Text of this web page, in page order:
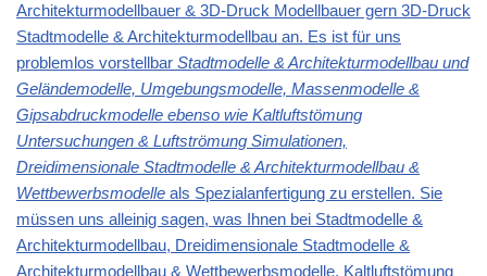
Architekturmodellbauer & 3D-Druck Modellbauer gern 3D-Druck
Stadtmodelle & Architekturmodellbau an. Es ist für uns
problemlos vorstellbar Stadtmodelle & Architekturmodellbau und
Geländemodelle, Umgebungsmodelle, Massenmodelle &
Gipsabdruckmodelle ebenso wie Kaltluftstömung
Untersuchungen & Luftströmung Simulationen,
Dreidimensionale Stadtmodelle & Architekturmodellbau &
Wettbewerbsmodelle als Spezialanfertigung zu erstellen. Sie
müssen uns alleinig sagen, was Ihnen bei Stadtmodelle &
Architekturmodellbau, Dreidimensionale Stadtmodelle &
Architekturmodellbau & Wettbewerbsmodelle, Kaltluftstömung